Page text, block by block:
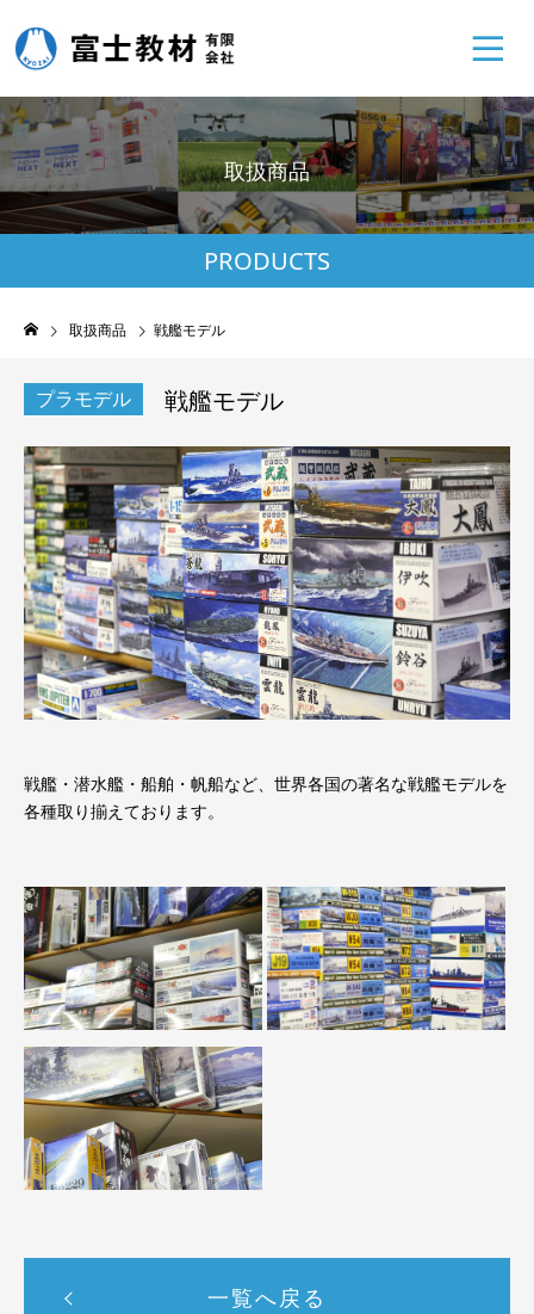
PRODUCTS
取扱商品
取扱商品 戦艦モデル
プラモデル 戦艦モデル
戦艦・潜水艦・船舶・帆船など、世界各国の著名な戦艦モデルを
各種取り揃えております。
一覧へ戻る